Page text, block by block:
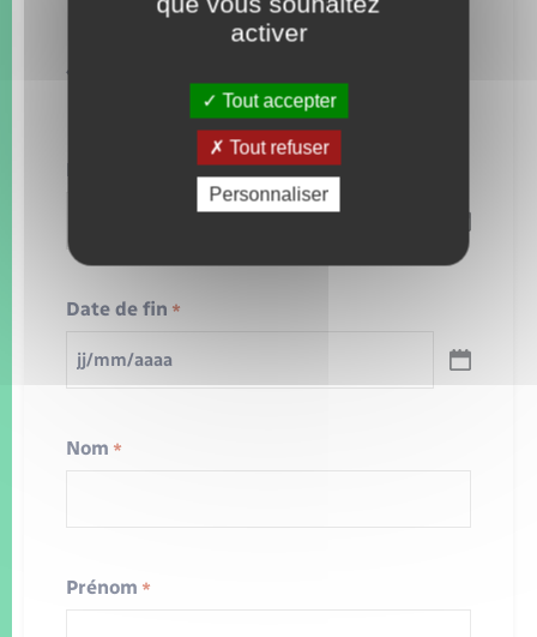
Dates indisponibles
«
Date de début *
slash
MM
AAAA
Date de fin *
JJ
slash
AAAA
Nom *
Prénom *
activer
Tout accepter
Tout refuser
Personnaliser